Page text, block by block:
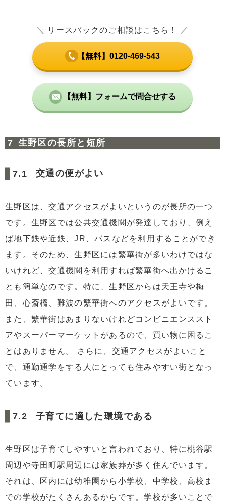
＼ リースバックのご相談はこちら！ ／
【無料】0120-469-543
【無料】フォームで問合せする
生野区の長所と短所
交通の便がよい
生野区は、交通アクセスがよいというのが長所の一つ
です。生野区では公共交通機関が発達しており、例え
ば地下鉄や近鉄、JR、バスなどを利用することができ
ます。そのため、生野区には繁華街が多いわけではな
いけれど、交通機関を利用すれば繁華街へ出かけるこ
とも簡単なのです。特に、生野区からは天王寺や梅
田、心斎橋、難波の繁華街へのアクセスがよいです。
また、繁華街はあまりないけれどコンビニエンススト
アやスーパーマーケットがあるので、買い物に困るこ
とはありません。 さらに、交通アクセスがよいこと
で、通勤通学をする人にとっても住みやすい街となっ
ています。
子育てに適した環境である
生野区は子育てしやすいと言われており、特に桃谷駅
周辺や寺田町駅周辺には家族葬が多く住んでいます。
それは、区内には幼稚園から小学校、中学校、高校ま
での学校がたくさんあるからです。学校が多いことで